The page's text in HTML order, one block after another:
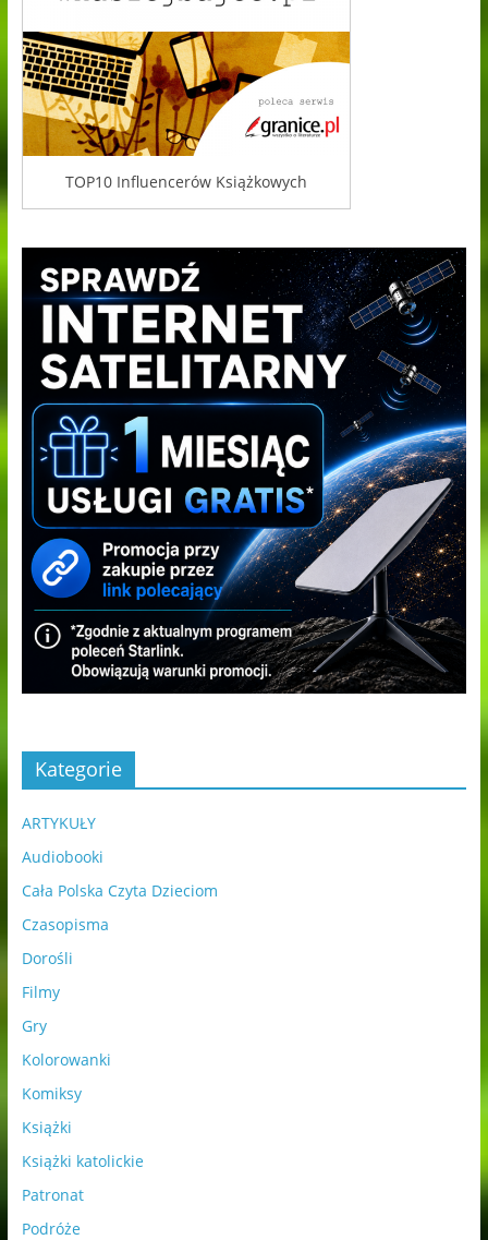
TOP10 Influencerów Książkowych
Kategorie
ARTYKUŁY
Audiobooki
Cała Polska Czyta Dzieciom
Czasopisma
Dorośli
Filmy
Gry
Kolorowanki
Komiksy
Książki
Książki katolickie
Patronat
Podróże